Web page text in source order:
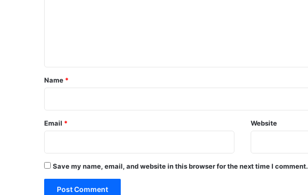
*
Name *
Email * Website
Save my name, email, and website in this browser for the next time I comment.